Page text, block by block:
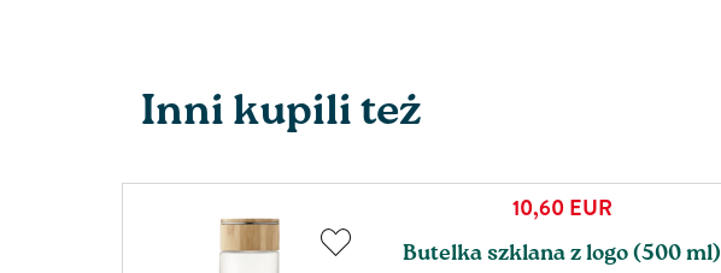
Inni kupili też
10,60 EUR
Butelka szklana z logo (500 ml)